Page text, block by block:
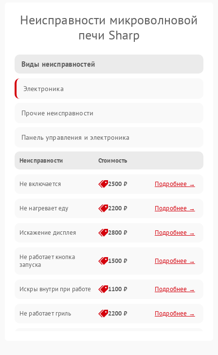
Неисправности микроволновой
печи Sharp
Виды неисправностей
Электроника
Прочие неисправности
Панель управления и электроника
Дверца и корпус
Механика и внутренние элементы
Механические повреждения
Питание и запуск
Нагрев и приготовление
Программное обеспечение
Неисправности Стоимость
Не включается 2500 ₽ Подробнее →
Не нагревает еду 2200 ₽ Подробнее →
Искажение дисплея 2800 ₽ Подробнее →
Не работает кнопка
запуска
1500 ₽ Подробнее →
Искры внутри при работе 1100 ₽ Подробнее →
Не работает гриль 2200 ₽ Подробнее →